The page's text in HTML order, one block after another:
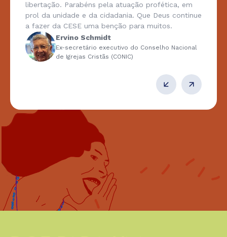
libertação. Parabéns pela atuação profética, em
prol da unidade e da cidadania. Que Deus continue
a fazer da CESE uma benção para muitos.
Ervino Schmidt
Ex-secretário executivo do Conselho Nacional
de Igrejas Cristãs (CONIC)